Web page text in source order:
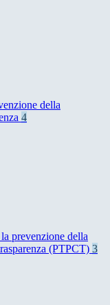
della
4
prevenzione della
(PTPCT) 3